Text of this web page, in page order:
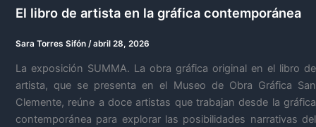
El libro de artista en la gráfica contemporánea
Sara Torres Sifón /abril 28, 2026
La exposición SUMMA. La obra gráfica original en el libro de
artista, que se presenta en el Museo de Obra Gráfica San
Clemente, reúne a doce artistas que trabajan desde la gráfica
contemporánea para explorar las posibilidades narrativas del